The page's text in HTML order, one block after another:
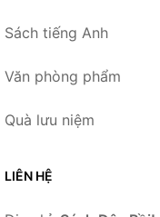
Sách tiếng Anh
Văn phòng phẩm
Quà lưu niệm
LIÊN HỆ